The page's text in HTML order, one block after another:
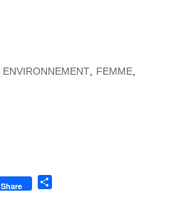
ENVIRONNEMENT, FEMME,
Share